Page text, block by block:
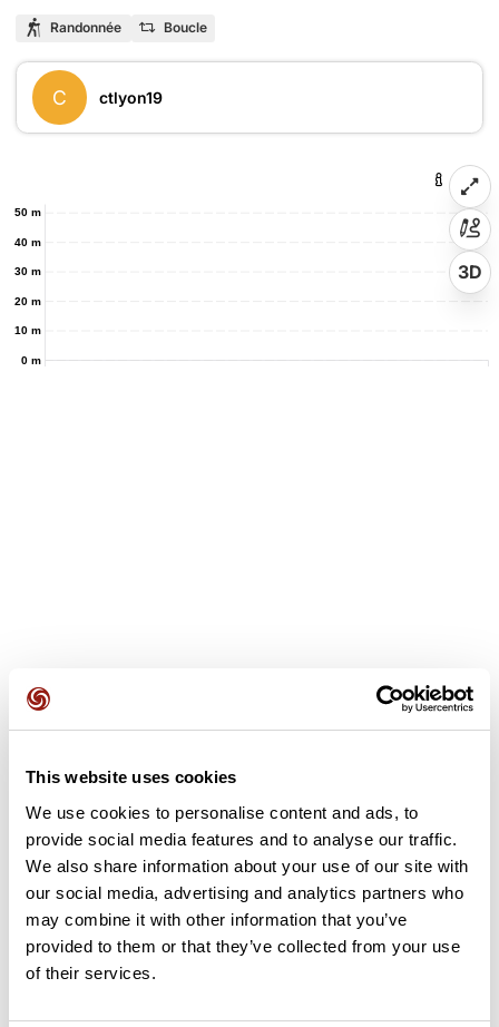
This website uses cookies
We use cookies to personalise content and ads, to
provide social media features and to analyse our traffic.
We also share information about your use of our site with
our social media, advertising and analytics partners who
may combine it with other information that you’ve
provided to them or that they’ve collected from your use
of their services.
Randonnée Boucle
C ctlyon19
0 m
10 m
20 m
30 m
40 m
50 m
3D
Ajouter un avis
Découvrez ce parcours de randonnée de 15,6 km à proximité